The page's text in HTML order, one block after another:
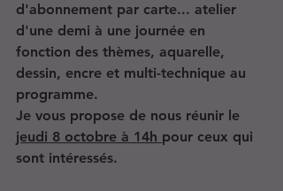
d'abonnement par carte... atelier
d'une demi à une journée en
fonction des thèmes, aquarelle,
dessin, encre et multi-technique au
programme.
Je vous propose de nous réunir le
jeudi 8 octobre à 14h pour ceux qui
sont intéressés.